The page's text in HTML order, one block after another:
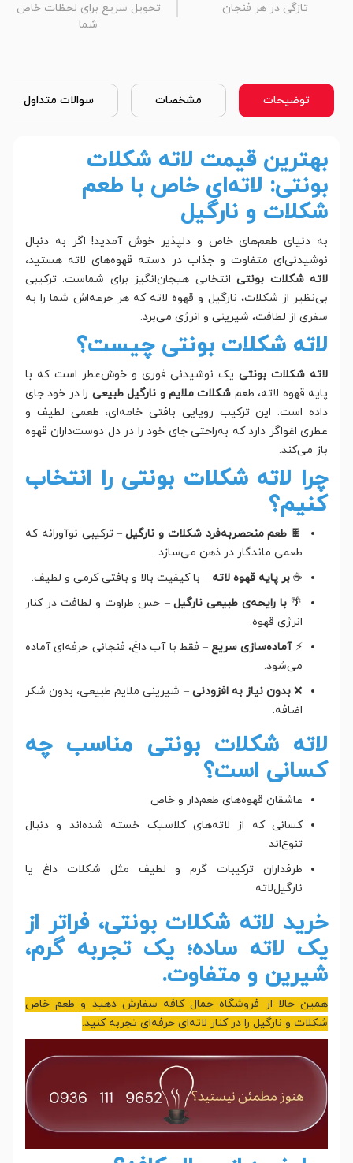
تازگی در هر فنجان
تحویل سریع برای لحظات خاص
شما
توضیحات مشخصات سوالات متداول
بهترین قیمت لاته شکلات
بونتی: لاته‌ای خاص با طعم
شکلات و نارگیل
به دنیای طعم‌های خاص و دلپذیر خوش آمدید! اگر به دنبال
نوشیدنی‌ای متفاوت و جذاب در دسته قهوه‌های لاته هستید،
لاته شکلات بونتیانتخابی هیجان‌انگیز برای شماست. ترکیبی
بی‌نظیر از شکلات، نارگیل و قهوه لاته که هر جرعه‌اش شما را به
سفری از لطافت، شیرینی و انرژی می‌برد.
لاته شکلات بونتی چیست؟
لاته شکلات بونتییک نوشیدنی فوری و خوش‌عطر است که با
پایه قهوه لاته، طعم شکلات ملایم و نارگیل طبیعی را در خود جای
داده است. این ترکیب رویایی بافتی خامه‌ای، طعمی لطیف و
عطری اغواگر دارد که به‌راحتی جای خود را در دل دوست‌داران قهوه
باز می‌کند.
چرا لاته شکلات بونتی را انتخاب
کنیم؟
🍫 طعم منحصربه‌فرد شکلات و نارگیل– ترکیبی نوآورانه که
طعمی ماندگار در ذهن می‌سازد.
☕ بر پایه قهوه لاته – با کیفیت بالا و بافتی کرمی و لطیف.
🌴با رایحه‌ی طبیعی نارگیل – حس طراوت و لطافت در کنار
انرژی قهوه.
⚡آماده‌سازی سریع– فقط با آب داغ، فنجانی حرفه‌ای آماده
می‌شود.
❌بدون نیاز به افزودنی – شیرینی ملایم طبیعی، بدون شکر
اضافه.
لاته شکلات بونتی مناسب چه
کسانی است؟
عاشقان قهوه‌های طعم‌دار و خاص
کسانی که از لاته‌های کلاسیک خسته شده‌اند و دنبال
تنوع‌اند
طرفداران ترکیبات گرم و لطیف مثل شکلات داغ یا
نارگیل‌لاته
خرید لاته شکلات بونتی، فراتر از
یک لاته ساده؛ یک تجربه گرم،
شیرین و متفاوت.
همین حالا از فروشگاه جمال کافه سفارش دهید و طعم خاص
شکلات و نارگیل را در کنار لاته‌ای حرفه‌ای تجربه کنید.